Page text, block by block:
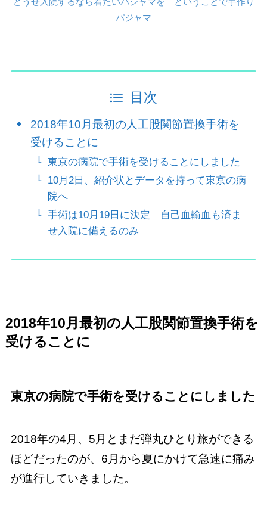
パジャマ
目次
2018年10月最初の人工股関節置換手術を
受けることに
東京の病院で手術を受けることにしました
10月2日、紹介状とデータを持って東京の病
院へ
手術は10月19日に決定 自己血輸血も済ま
せ入院に備えるのみ
2018年10月最初の人工股関節置換手術を
受けることに
東京の病院で手術を受けることにしました
2018年の4月、5月とまだ弾丸ひとり旅ができる
ほどだったのが、6月から夏にかけて急速に痛み
が進行していきました。